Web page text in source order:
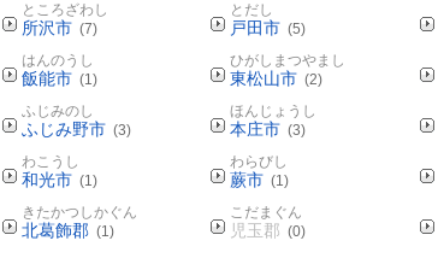
ところざわし
所沢市 (7)
とだし
戸田市 (5)
はんのうし
飯能市 (1)
ひがしまつやまし
東松山市 (2)
ふじみのし
ふじみ野市 (3)
ほんじょうし
本庄市 (3)
わこうし
和光市 (1)
わらびし
蕨市 (1)
きたかつしかぐん
北葛飾郡 (1)
こだまぐん
児玉郡 (0)